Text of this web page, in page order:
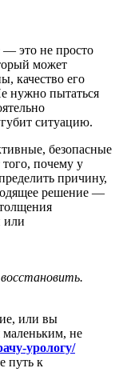
— это не просто
может
качество его
нужно пытаться
ситуацию.
безопасные
почему у
причину,
решение —
или
или вы
маленьким, не
урологу/
путь к